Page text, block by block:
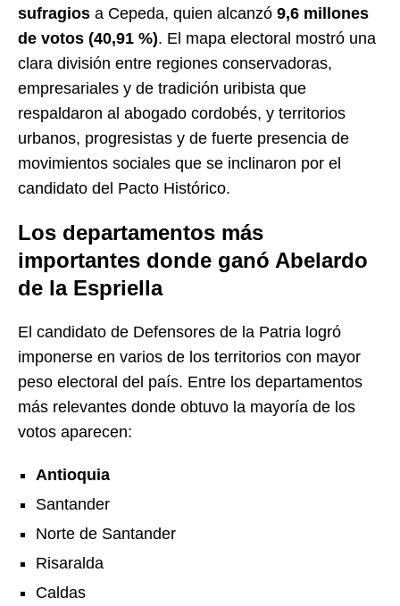
sufragios a Cepeda, quien alcanzó 9,6 millones
de votos (40,91 %). El mapa electoral mostró una
clara división entre regiones conservadoras,
empresariales y de tradición uribista que
respaldaron al abogado cordobés, y territorios
urbanos, progresistas y de fuerte presencia de
movimientos sociales que se inclinaron por el
candidato del Pacto Histórico.
Los departamentos más
importantes donde ganó Abelardo
de la Espriella
El candidato de Defensores de la Patria logró
imponerse en varios de los territorios con mayor
peso electoral del país. Entre los departamentos
más relevantes donde obtuvo la mayoría de los
votos aparecen:
Antioquia
Santander
Norte de Santander
Risaralda
Caldas